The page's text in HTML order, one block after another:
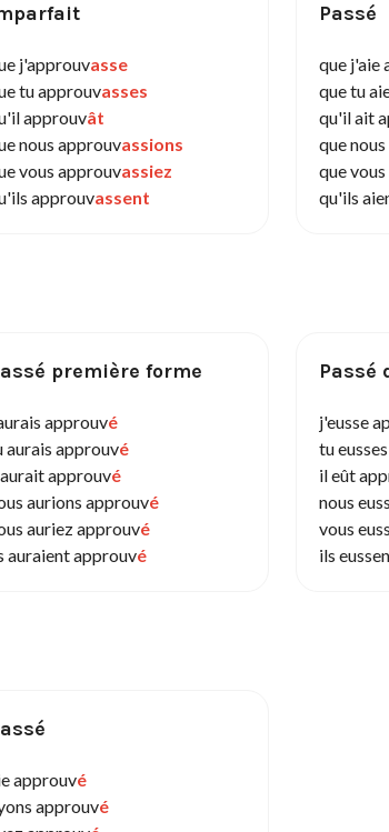
j'approuvasse
tu approuvasses
approuvât
nous approuvassions
vous approuvassiez
approuvassent
Passé
que j'aie
que tu
qu'il ait
que
que
qu'ils
première forme
approuvé
aurais approuvé
approuvé
aurions approuvé
auriez approuvé
auraient approuvé
Passé
j'eusse
tu
il eût
nous
vous
ils
approuvé
approuvé